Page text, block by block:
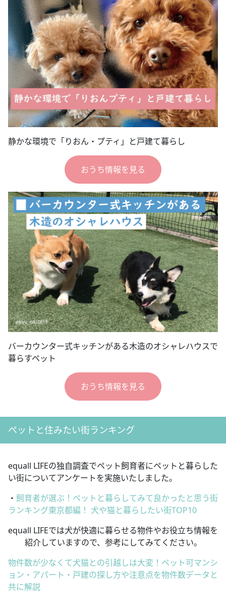
静かな環境で「りおん・プティ」と戸建て暮らし
おうち情報を見る
バーカウンター式キッチンがある木造のオシャレハウスで
暮らすペット
おうち情報を見る
ペットと住みたい街ランキング
equall LIFEの独自調査でペット飼育者にペットと暮らした
い街についてアンケートを実施いたしました。
・ 飼育者が選ぶ！ペットと暮らしてみて良かったと思う街
ランキング東京都編！ 犬や猫と暮らしたい街TOP10
equall LIFEでは犬が快適に暮らせる物件やお役立ち情報を
紹介していますので、参考にしてみてください。
物件数が少なくて犬猫との引越しは大変！ペット可マンシ
ョン・アパート・戸建の探し方や注意点を物件数データと
共に解説